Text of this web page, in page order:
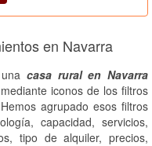
en Navarra
casa rural en Navarra
iconos de los filtros
agrupado esos filtros
capacidad, servicios,
tipo de alquiler, precios,